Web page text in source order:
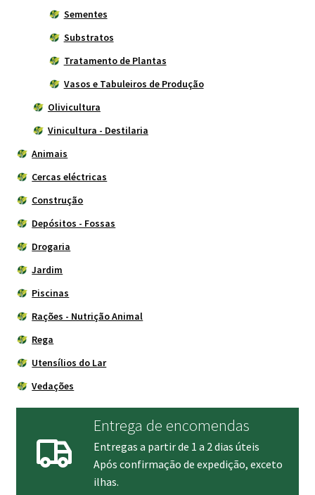
Sementes
Substratos
Tratamento de Plantas
Vasos e Tabuleiros de Produção
Olivicultura
Vinicultura - Destilaria
Animais
Cercas eléctricas
Construção
Depósitos - Fossas
Drogaria
Jardim
Piscinas
Rações - Nutrição Animal
Rega
Utensílios do Lar
Vedações
Entrega de encomendas
Entregas a partir de 1 a 2 dias úteis
Após confirmação de expedição, exceto
ilhas.